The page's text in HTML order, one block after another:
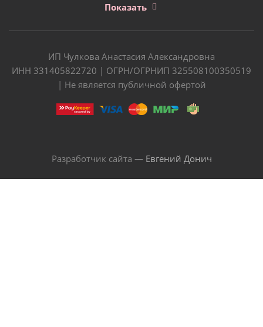
Показать
ИП Чулкова Анастасия Александровна
ИНН 331405822720 | ОГРН/ОГРНИП 325508100350519
| Не является публичной офертой
Разработчик сайта — Евгений Донич